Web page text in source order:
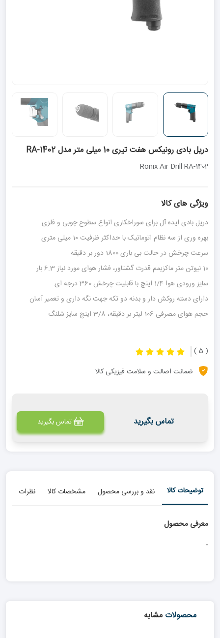
دریل بادی رونیکس هفت تیری 10 میلی متر مدل RA-1402
Ronix Air Drill RA-1402
ویژگی های کالا
دریل بادی ایده آل برای سوراخکاری انواع سطوح چوبی و فلزی
بهره وری از سه نظام اتوماتیک با حداکثر ظرفیت 10 میلی متری
سرعت چرخش در حالت بی باری 1800 دور بر دقیقه
10 نیوتن متر ماکزیمم قدرت گشتاور، فشار هوای مورد نیاز 6.3 بار
سایز ورودی هوا 1/4 اینچ با قابلیت چرخش 360 درجه ای
دارای دسته روکش دار و بدنه دو تکه جهت نگه داری و تعمیر آسان
حجم هوای مصرفی 106 لیتر بر دقیقه، 3/8 اینچ سایز شلنگ
( 5 )
ضمانت اصالت و سلامت فیزیکی کالا
تماس بگیرید تماس بگیرید
توضیحات کالا نقد و بررسی محصول مشخصات کالا نظرات
معرفی محصول
-
محصولات مشابه